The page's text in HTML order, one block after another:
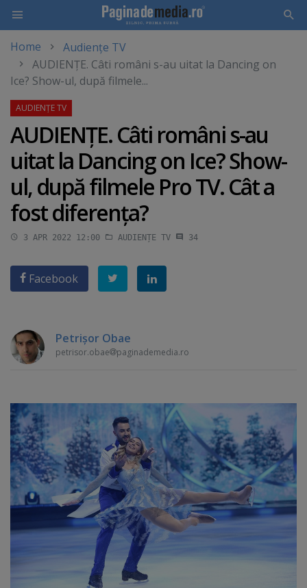
main
content
Home
Audiențe TV
AUDIENŢE. Câti români s-au uitat la Dancing on
Ice? Show-ul, după filmele...
AUDIENŢE. Câti români s-au
uitat la Dancing on Ice? Show-
ul, după filmele Pro TV. Cât a
fost diferenţa?
3 APR 2022 12:00 AUDIENȚE TV 34
Facebook
Petrişor Obae
petrisor.obae paginademedia.ro